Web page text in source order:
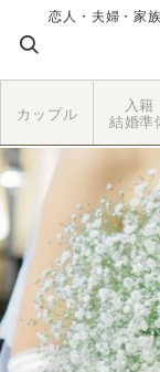
恋人・夫婦・家
カップル
入籍
結婚準